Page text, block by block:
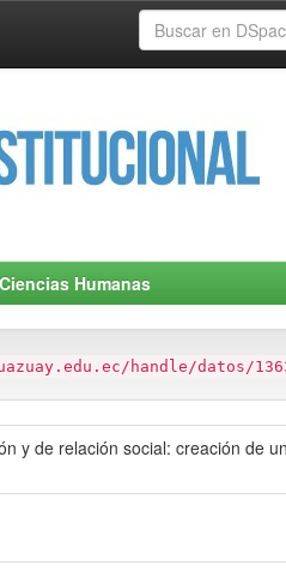
Humanas
handle/datos/
y de relación social: creación de